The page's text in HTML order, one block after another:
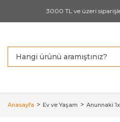
3000 TL ve üzeri
Anasayfa Ev ve Yaşam Anunnaki